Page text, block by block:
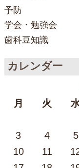
予防
学会・勉強会
歯科豆知識
カレンダー
月
火
3
4 5
10
11